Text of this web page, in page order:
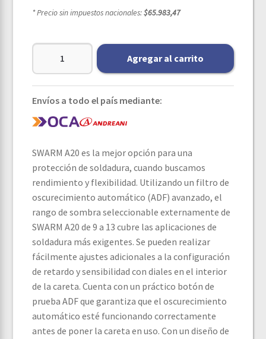
* Precio sin impuestos nacionales:$65.983,47
Agregar al carrito
Envíos a todo el país mediante:
SWARM A20 es la mejor opción para una
protección de soldadura, cuando buscamos
rendimiento y flexibilidad. Utilizando un filtro de
oscurecimiento automático (ADF) avanzado, el
rango de sombra seleccionable externamente de
SWARM A20 de 9 a 13 cubre las aplicaciones de
soldadura más exigentes. Se pueden realizar
fácilmente ajustes adicionales a la configuración
de retardo y sensibilidad con diales en el interior
de la careta. Cuenta con un práctico botón de
prueba ADF que garantiza que el oscurecimiento
automático esté funcionando correctamente
antes de poner la careta en uso. Con un diseño de